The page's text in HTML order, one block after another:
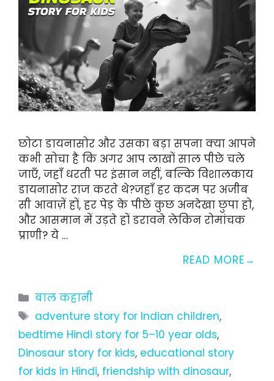
छोटा डायनासोर और उसका बड़ा सपना क्या आपने
कभी सोचा है कि अगर आप लाखों साल पीछे चले
जाएँ, जहाँ धरती पर इंसान नहीं, बल्कि विशालकाय
डायनासोर राज करते थे?जहाँ हर कदम पर अजीब
सी आवाज़ें हों, हर पेड़ के पीछे कुछ अनदेखा छुपा हो,
और आसमान में उड़ते हों डरावने लेकिन रोमांचक
प्राणी? ये …
READ MORE
Categories
बाल कहानी
Tags
adventure story for Indian children,
bedtime Hindi story for 5–10 year olds,
Dinosaur story for kids, educational story
for kids in Hindi, friendship with dinosaur,